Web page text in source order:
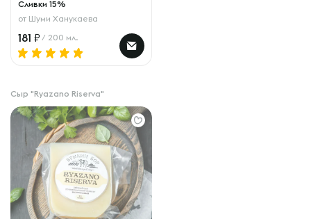
Сливки 15%
от Шуми Ханукаева
181 / 200 мл.
Сыр "Ryazano Riserva"